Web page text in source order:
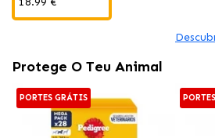
Protege O Teu Animal
PORTES GRÁTIS